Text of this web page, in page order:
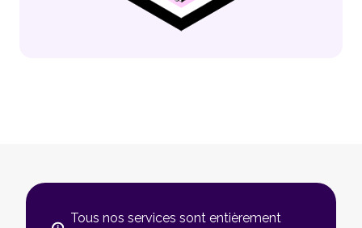
Tous nos services sont entièrement